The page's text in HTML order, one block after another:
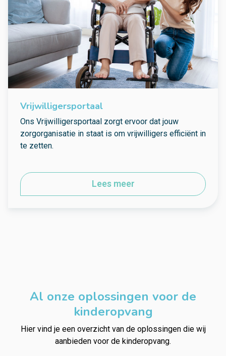
Vrijwilligersportaal
Ons Vrijwilligersportaal zorgt ervoor dat jouw
zorgorganisatie in staat is om vrijwilligers efficiënt in
te zetten.
Lees meer
Al onze oplossingen voor de
kinderopvang
Hier vind je een overzicht van de oplossingen die wij
aanbieden voor de kinderopvang.